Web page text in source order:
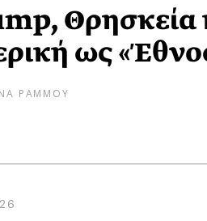
Θρησκεία
ως
ΡΑΜΜΟΥ